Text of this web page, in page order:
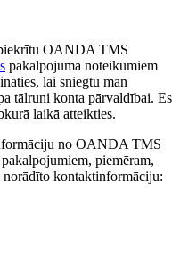
OANDA TMS
pakalpojuma noteikumiem
lai sniegtu man
tālruni konta pārvaldībai. Es
laikā atteikties.
no OANDA TMS
piemēram,
kontaktinformāciju: